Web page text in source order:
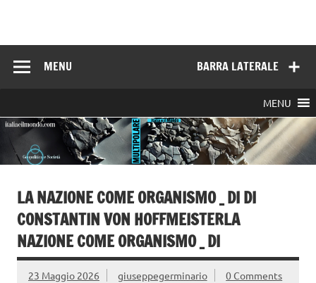
BARRA LATERALE
MENU
MENU
LA NAZIONE COME ORGANISMO _ DI DI
CONSTANTIN VON HOFFMEISTERLA
NAZIONE COME ORGANISMO _ DI
23 Maggio 2026 giuseppegerminario 0 Comments